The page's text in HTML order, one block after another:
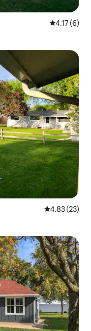
レビュー6
4.17 (6)
レビュー23
4.83 (23)